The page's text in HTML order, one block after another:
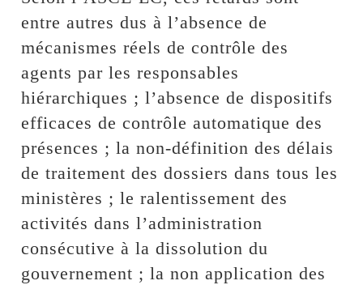
entre autres dus à l’absence de
mécanismes réels de contrôle des
agents par les responsables
hiérarchiques ; l’absence de dispositifs
efficaces de contrôle automatique des
présences ; la non-définition des délais
de traitement des dossiers dans tous les
ministères ; le ralentissement des
activités dans l’administration
consécutive à la dissolution du
gouvernement ; la non application des